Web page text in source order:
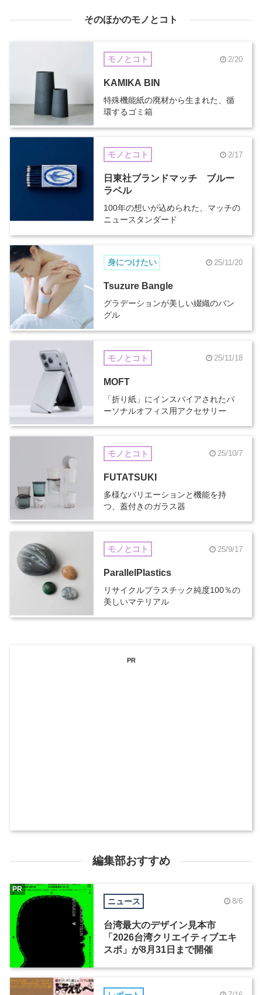
そのほかのモノとコト
モノとコト 2/20
KAMIKA BIN
特殊機能紙の廃材から生まれた、循
環するゴミ箱
モノとコト 2/17
日東社ブランドマッチ ブルー
ラベル
100年の想いが込められた、マッチの
ニュースタンダード
身につけたい 25/11/20
Tsuzure Bangle
グラデーションが美しい綴織のバン
グル
モノとコト 25/11/18
MOFT
「折り紙」にインスパイアされたパ
ーソナルオフィス用アクセサリー
モノとコト 25/10/7
FUTATSUKI
多様なバリエーションと機能を持
つ、蓋付きのガラス器
モノとコト 25/9/17
ParallelPlastics
リサイクルプラスチック純度100％の
美しいマテリアル
PR
編集部おすすめ
ニュース 8/6
台湾最大のデザイン見本市
「2026台湾クリエイティブエキ
スポ」が8月31日まで開催
PR